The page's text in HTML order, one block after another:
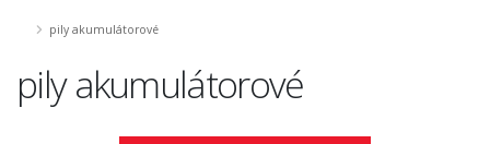
pily akumulátorové
pily akumulátorové